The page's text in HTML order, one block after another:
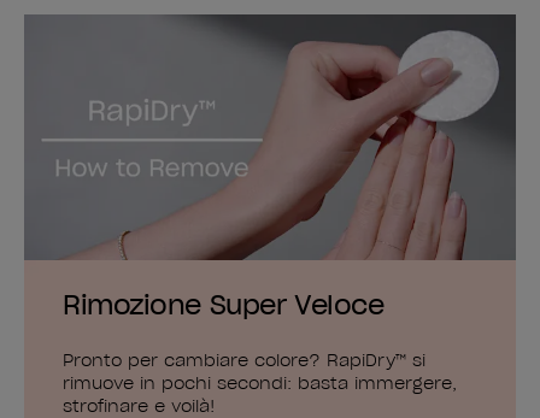
Rimozione Super Veloce
Pronto per cambiare colore? RapiDry™ si
rimuove in pochi secondi: basta immergere,
strofinare e voilà!